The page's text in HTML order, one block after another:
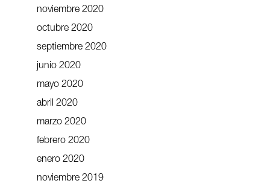
noviembre 2020
octubre 2020
septiembre 2020
junio 2020
mayo 2020
abril 2020
marzo 2020
febrero 2020
enero 2020
noviembre 2019